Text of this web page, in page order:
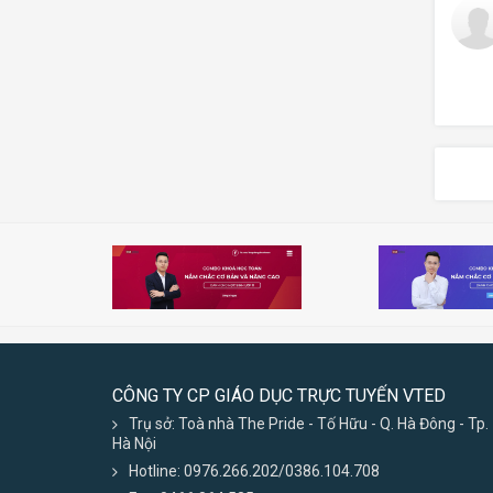
CÔNG TY CP GIÁO DỤC TRỰC TUYẾN VTED
Trụ sở: Toà nhà The Pride - Tố Hữu - Q. Hà Đông - Tp.
Hà Nội
Hotline: 0976.266.202/0386.104.708